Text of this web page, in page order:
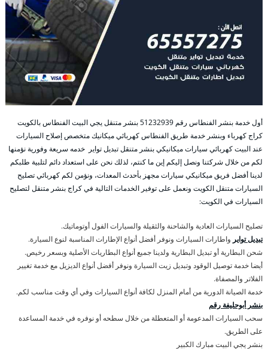
أول خدمة بنشر الفنطاس رقم 51232939‬ بنشر متنقل يجي البيت الفنطاس بالكويت
كراج كهرباء وبنشر خدمة طريق الفنطاس كهربائي ميكانيك متخصص إصلاح السيارات
عند البيت كهربائي سيارات ميكانيكي بنشر متنقل تبديل تواير خدمه سريعة وفورية نؤمنها
لكم من خلال شركتنا ونصل إليكم إين ما كنتم، لذلك نحن على استعداد دائم لتلبية طلبكم
لدينا أفضل فريق ميكانيكي سيارات مجهز بأحدث المعدات، ونؤمن لكم كهربائي تصليح
السيارات متنقل الكويت ونعمل على توفير الخدمات التالية في كراج بنشر متنقل لتصليح
السيارات في الكويت:
تصليح السيارات العادية والشاحنة والثقيلة والسيارات الفول أوتوماتيك.
تبديل تواير واطارات السيارات ونوفر أفضل أنواع الإطارات المناسبة لنوع السيارة.
شحن البطارية أو تبديل البطارية ولدينا جميع أنواع البطاريات الأصلية وبسعر رخيص.
أيضا خدمة توصيل الوقود وتبديل زيت السيارة ونوفر أفضل أنواع الديزيل مع خدمة تغيير
الفلاتر والمصفاة.
خدمة الصيانة الدورية من أمام المنزل لكافة أنواع السيارات وفي أي وقت مناسب لكم.
بنشر أبوحليفة رقم
سحب السيارات المدعومة أو المتعطلة من خلال سطحه أو نوفره في خدمة المساعدة
على الطريق.
بنشر يجي البيت مبارك الكبير